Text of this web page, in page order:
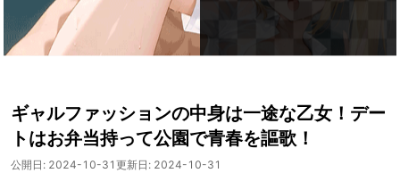
ギャルファッションの中身は一途な乙女！デー
トはお弁当持って公園で青春を謳歌！
公開日: 2024-10-31 更新日: 2024-10-31